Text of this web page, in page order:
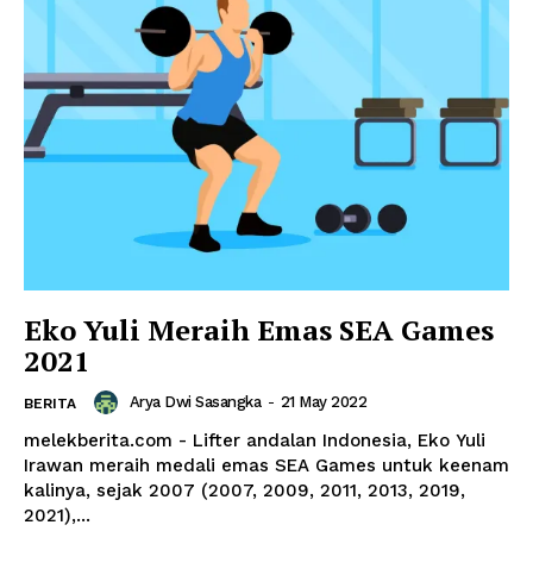
SUBSCRIBE NOW
Company
Wanita
Bahasa
Eko Yuli Meraih Emas SEA Games
2021
BERITA Arya Dwi Sasangka - 21 May 2022
melekberita.com - Lifter andalan Indonesia, Eko Yuli
Irawan meraih medali emas SEA Games untuk keenam
kalinya, sejak 2007 (2007, 2009, 2011, 2013, 2019,
2021),...